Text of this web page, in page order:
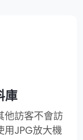
庫
訪客不會訪
用JPG放大機